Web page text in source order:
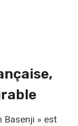
Basenji » est